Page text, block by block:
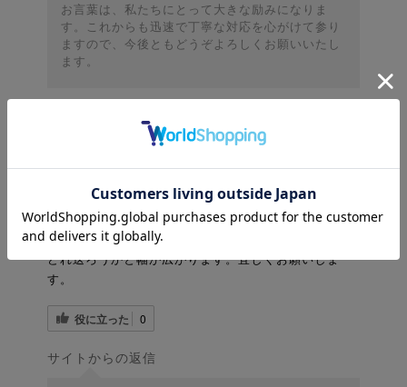
お言葉は、私たちにとって大きな励みになりま
す。これからも迅速で丁寧な対応を心がけて参り
ますので、今後ともどうぞよろしくお願いいたし
ます。
夏に発送したものが好評でしたので、バージョンアッ
プされたものをお歳暮として贈らさせていただきまし
た。これからも商品の多様化をして貰えると、今度は
どれ送ろうかと幅が広がります。宜しくお願いしま
す。
役に立った 0
サイトからの返信